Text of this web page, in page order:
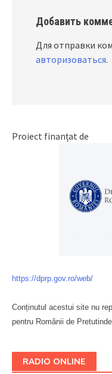
Добавить
Для отправки
авторизоваться.
Proiect finanțat de
https://dprp.gov.ro/web/
Conținutul acestui site nu
pentru Românii de
RADIO ONLINE